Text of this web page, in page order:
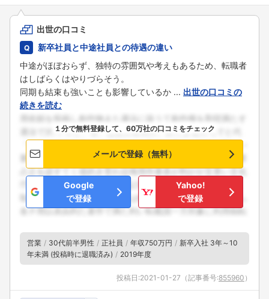
出世の口コミ
新卒社員と中途社員との待遇の違い
中途がほぼおらず、独特の雰囲気や考えもあるため、転職者
はしばらくはやりづらそう。
同期も結束も強いことも影響しているか ... 出世の口コミの
続きを読む
１分で無料登録して、60万社の口コミをチェック
メールで登録（無料）
Google
で登録
Yahoo!
で登録
営業 30代前半男性 正社員 年収750万円
新卒入社 3年～10
年未満 (投稿時に退職済み)
2019年度
投稿日:2021-01-27 （記事番号:855960 ）